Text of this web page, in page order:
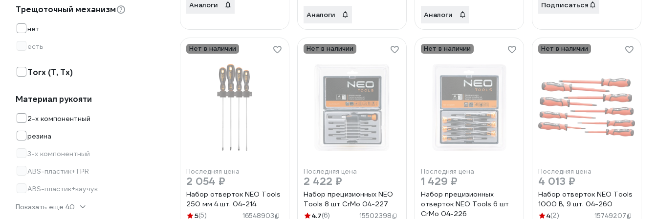
Трещоточный механизм
нет
есть
Torx (T, Tx)
Материал рукояти
2-х компонентный
резина
3-х компонентный
ABS-пластик+TPR
ABS-пластик+каучук
Показать еще 40
Аналоги
Аналоги Аналоги
Подписаться
Нет в наличии
Последняя цена
2 054 ₽
Набор отверток NEO Tools
250 мм 4 шт. 04-214
5(5) 16548903
Нет в наличии
Последняя цена
2 422 ₽
Набор прецизионных NEO
Tools 8 шт CrMo 04-227
4.7(6) 15502398
Нет в наличии
Последняя цена
1 429 ₽
Набор прецизионных
отверток NEO Tools 6 шт
CrMo 04-226
Нет в наличии
Последняя цена
4 013 ₽
Набор отверток NEO Tools
1000 В, 9 шт. 04-260
4(2) 15749207